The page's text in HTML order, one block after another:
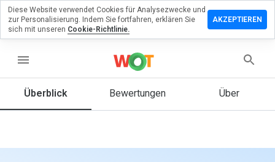
menu
Überblick Bewertungen Über
zu
Sie diese
Diese Website verwendet Cookies für Analysezwecke und
zur Personalisierung. Indem Sie fortfahren, erklären Sie
sich mit unseren Cookie-Richtlinie.
AKZEPTIEREN